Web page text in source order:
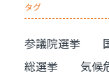
タグ
参議院選挙
総選挙
気候